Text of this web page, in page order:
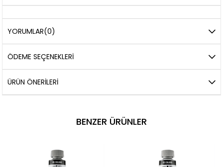
YORUMLAR(0)
ÖDEME SEÇENEKLERI
ÜRÜN ÖNERILERI
BENZER ÜRÜNLER